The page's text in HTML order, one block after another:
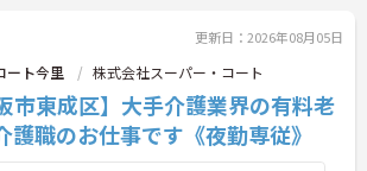
更新日：2026年08月05日
ート今里 株式会社スーパー・コート
市東成区】大手介護業界の有料老
護職のお仕事です《夜勤専従》